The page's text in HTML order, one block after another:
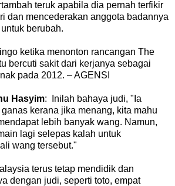
teruk apabila dia pernah terfikir
dan mencederakan anggota badannya
berubah.
ketika menonton rancangan The
bercuti sakit dari kerjanya sebagai
pada 2012. – AGENSI
Hasyim: Inilah bahaya judi, "Ia
kerana jika menang, kita mahu
lebih banyak wang. Namun,
lagi selepas kalah untuk
wang tersebut."
terus tetap mendidik dan
dengan judi, seperti toto, empat